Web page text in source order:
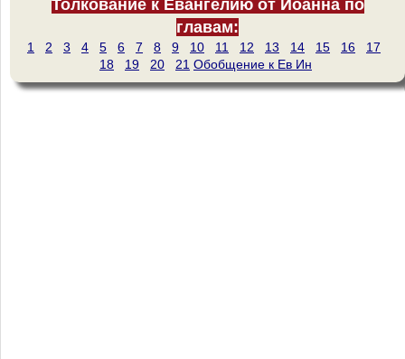
Толкование к Евангелию от Иоанна по
главам:
1 2 3 4 5 6 7 8 9 10 11 12 13 14 15 16
17
18
19 20 21 Обобщение к Ев Ин